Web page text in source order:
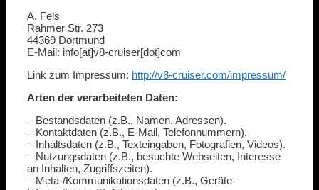
A. Fels
Rahmer Str. 273
44369 Dortmund
E-Mail: info[at]v8-cruiser[dot]com
Link zum Impressum: http://v8-cruiser.com/impressum/
Arten der verarbeiteten Daten:
– Bestandsdaten (z.B., Namen, Adressen).
– Kontaktdaten (z.B., E-Mail, Telefonnummern).
– Inhaltsdaten (z.B., Texteingaben, Fotografien, Videos).
– Nutzungsdaten (z.B., besuchte Webseiten, Interesse
an Inhalten, Zugriffszeiten).
– Meta-/Kommunikationsdaten (z.B., Geräte-